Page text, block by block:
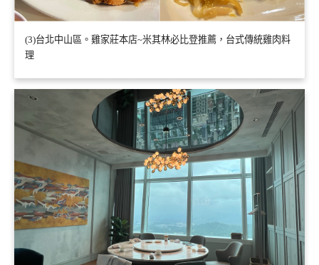
(3)台北中山區。雞家莊本店~米其林必比登推薦，台式傳統雞肉料
理